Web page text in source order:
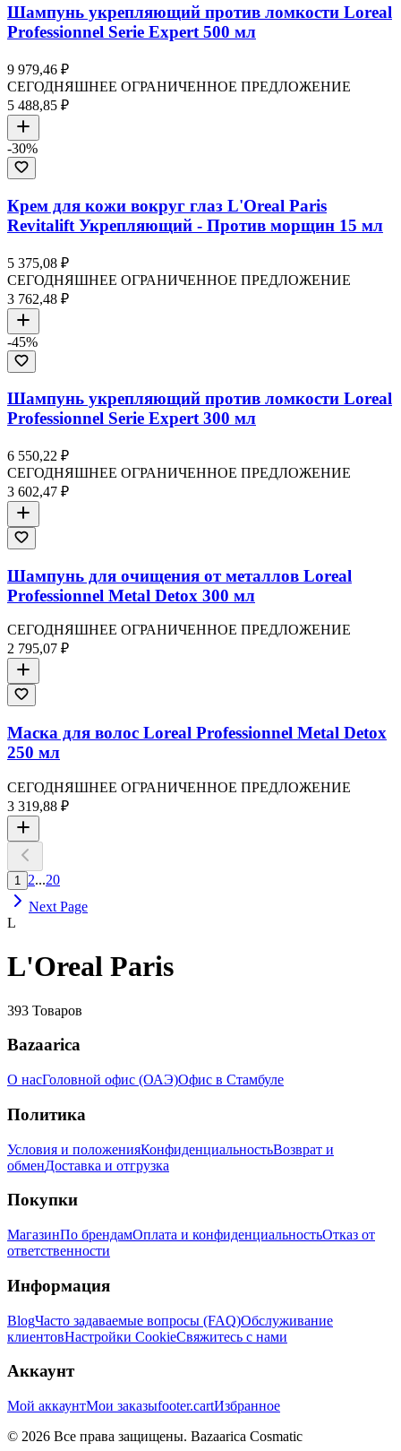
Шампунь укрепляющий против ломкости Loreal
Professionnel Serie Expert 500 мл
9 979,46 ₽
СЕГОДНЯШНЕЕ ОГРАНИЧЕННОЕ ПРЕДЛОЖЕНИЕ
5 488,85 ₽
-30%
Крем для кожи вокруг глаз L'Oreal Paris
Revitalift Укрепляющий - Против морщин 15 мл
5 375,08 ₽
СЕГОДНЯШНЕЕ ОГРАНИЧЕННОЕ ПРЕДЛОЖЕНИЕ
3 762,48 ₽
-45%
Шампунь укрепляющий против ломкости Loreal
Professionnel Serie Expert 300 мл
6 550,22 ₽
СЕГОДНЯШНЕЕ ОГРАНИЧЕННОЕ ПРЕДЛОЖЕНИЕ
3 602,47 ₽
Шампунь для очищения от металлов Loreal
Professionnel Metal Detox 300 мл
СЕГОДНЯШНЕЕ ОГРАНИЧЕННОЕ ПРЕДЛОЖЕНИЕ
2 795,07 ₽
Маска для волос Loreal Professionnel Metal Detox
250 мл
СЕГОДНЯШНЕЕ ОГРАНИЧЕННОЕ ПРЕДЛОЖЕНИЕ
3 319,88 ₽
1 2...20
Next Page
L
L'Oreal Paris
393 Товаров
Bazaarica
О насГоловной офис (ОАЭ)Офис в Стамбуле
Политика
Условия и положенияКонфиденциальностьВозврат и
обменДоставка и отгрузка
Покупки
МагазинПо брендамОплата и конфиденциальностьОтказ от
ответственности
Информация
BlogЧасто задаваемые вопросы (FAQ)Обслуживание
клиентовНастройки CookieСвяжитесь с нами
Аккаунт
Мой аккаунтМои заказыfooter.cartИзбранное
© 2026 Все права защищены. Bazaarica Cosmatic